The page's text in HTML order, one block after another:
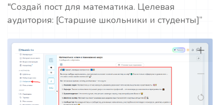
"Создай пост для математика. Целевая
аудитория: [Старшие школьники и студенты]”